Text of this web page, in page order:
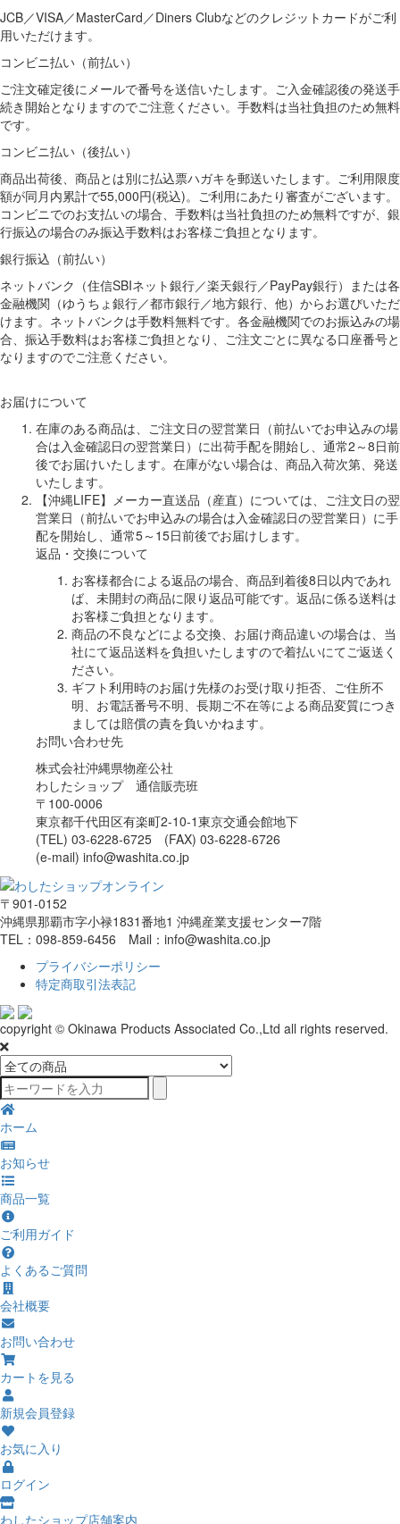
JCB／VISA／MasterCard／Diners Clubなどのクレジットカードがご利
用いただけます。
コンビニ払い（前払い）
ご注文確定後にメールで番号を送信いたします。ご入金確認後の発送手
続き開始となりますのでご注意ください。手数料は当社負担のため無料
です。
コンビニ払い（後払い）
商品出荷後、商品とは別に払込票ハガキを郵送いたします。ご利用限度
額が同月内累計で55,000円(税込)。ご利用にあたり審査がございます。
コンビニでのお支払いの場合、手数料は当社負担のため無料ですが、銀
行振込の場合のみ振込手数料はお客様ご負担となります。
銀行振込（前払い）
ネットバンク（住信SBIネット銀行／楽天銀行／PayPay銀行）または各
金融機関（ゆうちょ銀行／都市銀行／地方銀行、他）からお選びいただ
けます。ネットバンクは手数料無料です。各金融機関でのお振込みの場
合、振込手数料はお客様ご負担となり、ご注文ごとに異なる口座番号と
なりますのでご注意ください。
お届けについて
在庫のある商品は、ご注文日の翌営業日（前払いでお申込みの場
合は入金確認日の翌営業日）に出荷手配を開始し、通常2～8日前
後でお届けいたします。在庫がない場合は、商品入荷次第、発送
いたします。
【沖縄LIFE】メーカー直送品（産直）については、ご注文日の翌
営業日（前払いでお申込みの場合は入金確認日の翌営業日）に手
配を開始し、通常5～15日前後でお届けします。
返品・交換について
お客様都合による返品の場合、商品到着後8日以内であれ
ば、未開封の商品に限り返品可能です。返品に係る送料は
お客様ご負担となります。
商品の不良などによる交換、お届け商品違いの場合は、当
社にて返品送料を負担いたしますので着払いにてご返送く
ださい。
ギフト利用時のお届け先様のお受け取り拒否、ご住所不
明、お電話番号不明、長期ご不在等による商品変質につき
ましては賠償の責を負いかねます。
お問い合わせ先
株式会社沖縄県物産公社
わしたショップ 通信販売班
〒100-0006
東京都千代田区有楽町2-10-1東京交通会館地下
(TEL) 03-6228-6725 (FAX) 03-6228-6726
(e-mail) info@washita.co.jp
〒901-0152
沖縄県那覇市字小禄1831番地1 沖縄産業支援センター7階
TEL：098-859-6456 Mail：info@washita.co.jp
プライバシーポリシー
特定商取引法表記
copyright © Okinawa Products Associated Co.,Ltd all rights reserved.
ホーム
お知らせ
商品一覧
ご利用ガイド
よくあるご質問
会社概要
お問い合わせ
カートを見る
新規会員登録
お気に入り
ログイン
わしたショップ店舗案内